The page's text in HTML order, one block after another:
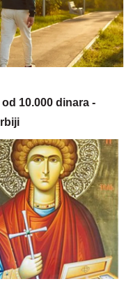
10.000 dinara -